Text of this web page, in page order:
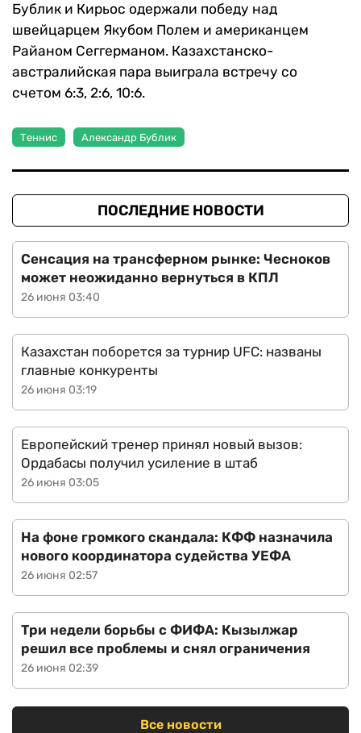
Бублик и Кирьос одержали победу над
швейцарцем Якубом Полем и американцем
Райаном Сеггерманом. Казахстанско-
австралийская пара выиграла встречу со
счетом 6:3, 2:6, 10:6.
Теннис Александр Бублик
ПОСЛЕДНИЕ НОВОСТИ
26 июня 03:40
Сенсация на трансферном рынке: Чесноков
может неожиданно вернуться в КПЛ
26 июня 03:19
Казахстан поборется за турнир UFC: названы
главные конкуренты
26 июня 03:05
Европейский тренер принял новый вызов:
Ордабасы получил усиление в штаб
26 июня 02:57
На фоне громкого скандала: КФФ назначила
нового координатора судейства УЕФА
26 июня 02:39
Три недели борьбы с ФИФА: Кызылжар
решил все проблемы и снял ограничения
Все новости